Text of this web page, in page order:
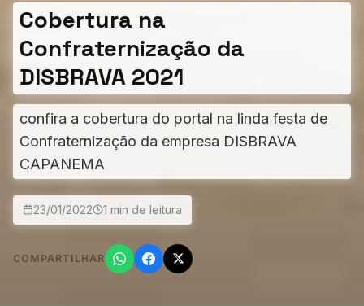
Cobertura na
Confraternização da
DISBRAVA 2021
confira a cobertura do portal na linda festa de
Confraternização da empresa DISBRAVA
CAPANEMA
23/01/2022 1 min de leitura
COMPARTILHAR